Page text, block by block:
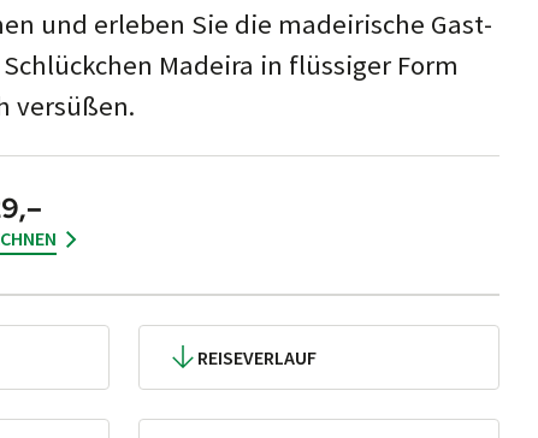
und er­leb­en Sie die madeir­ische Gast­
Madeira in flüs­siger Form
ver­süßen.
REISEVERLAUF